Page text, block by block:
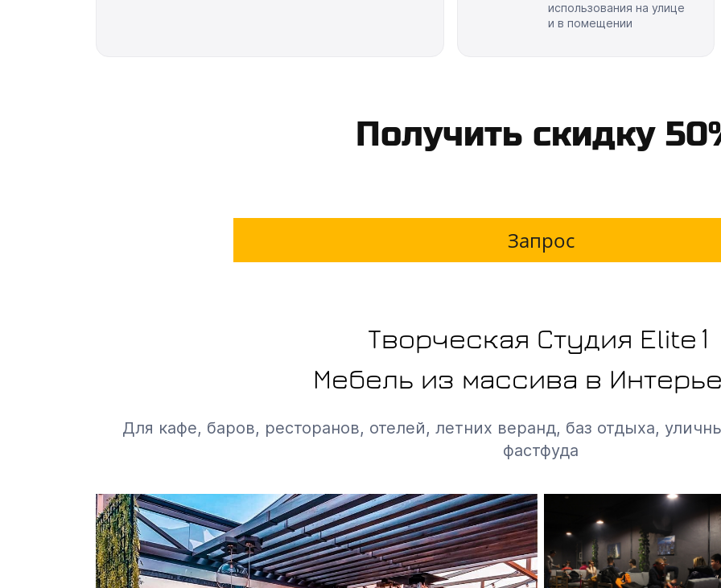
использования на улице
и в помещении
Получить скидку
Запрос
Творческая Студия Elite1
Мебель из массива в
Для кафе, баров, ресторанов, отелей, летних веранд, баз отдыха,
фастфуда